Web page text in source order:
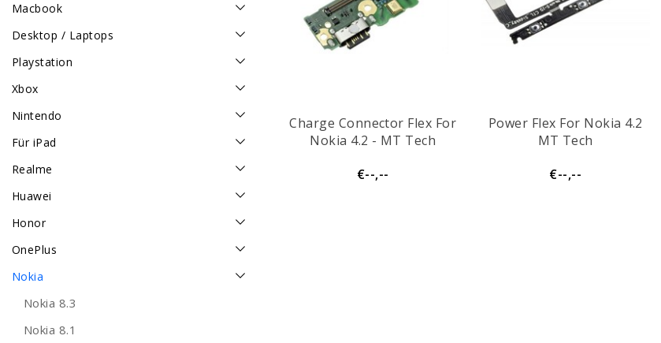
Macbook
Desktop / Laptops
Playstation
Xbox
Nintendo
Für iPad
Realme
Huawei
Honor
OnePlus
Nokia
Nokia 8.3
Nokia 8.1
Charge Connector Flex For
Nokia 4.2 - MT Tech
€--,--
Power Flex For Nokia 4.2
MT Tech
€--,--